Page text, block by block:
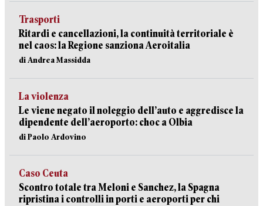
Trasporti
Ritardi e cancellazioni, la continuità territoriale è
nel caos: la Regione sanziona Aeroitalia
di Andrea Massidda
La violenza
Le viene negato il noleggio dell’auto e aggredisce la
dipendente dell’aeroporto: choc a Olbia
di Paolo Ardovino
Caso Ceuta
Scontro totale tra Meloni e Sanchez, la Spagna
ripristina i controlli in porti e aeroporti per chi